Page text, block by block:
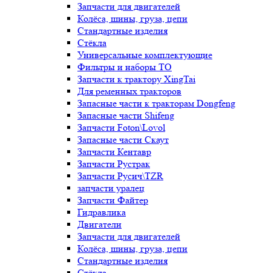
Запчасти для двигателей
Колёса, шины, груза, цепи
Стандартные изделия
Стёкла
Универсальные комплектующие
Фильтры и наборы ТО
Запчасти к трактору XingTai
Для ременных тракторов
Запасные части к тракторам Dongfeng
Запасные части Shifeng
Запчасти Foton\Lovol
Запасные части Скаут
Запчасти Кентавр
Запчасти Рустрак
Запчасти Русич\TZR
запчасти уралец
Запчасти Файтер
Гидравлика
Двигатели
Запчасти для двигателей
Колёса, шины, груза, цепи
Стандартные изделия